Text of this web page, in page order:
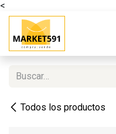
<
Ir al contenido
Todos los productos